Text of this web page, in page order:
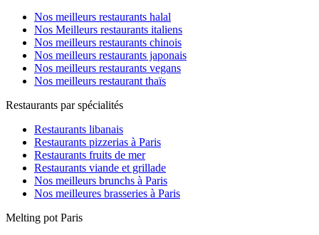
Nos meilleurs restaurants halal
Nos Meilleurs restaurants italiens
Nos meilleurs restaurants chinois
Nos meilleurs restaurants japonais
Nos meilleurs restaurants vegans
Nos meilleurs restaurant thaïs
Restaurants par spécialités
Restaurants libanais
Restaurants pizzerias à Paris
Restaurants fruits de mer
Restaurants viande et grillade
Nos meilleurs brunchs à Paris
Nos meilleures brasseries à Paris
Melting pot Paris